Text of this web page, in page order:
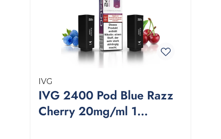
IVG
IVG 2400 Pod Blue Razz
Cherry 20mg/ml 1